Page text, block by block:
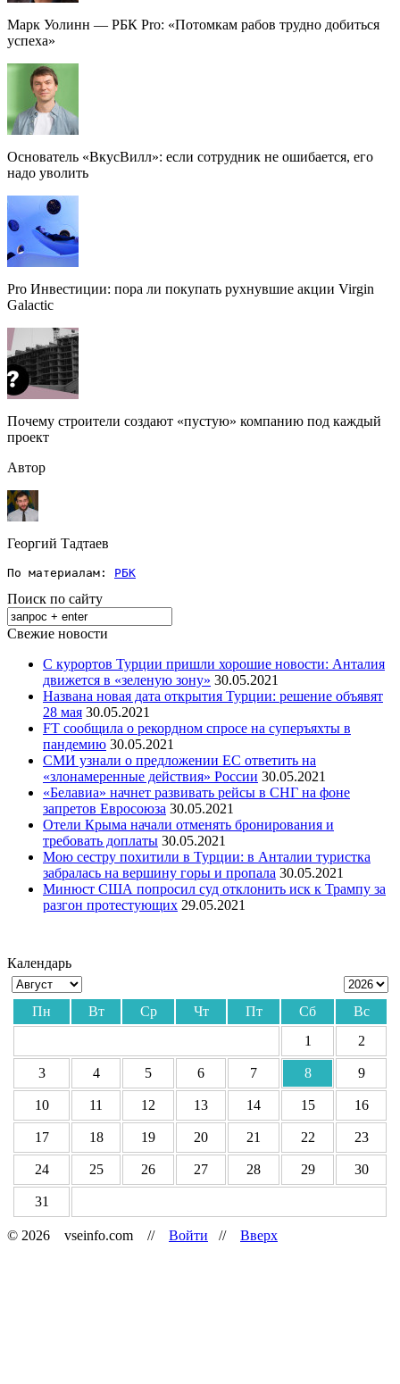
Марк Уолинн — РБК Pro: «Потомкам рабов трудно добиться
успеха»
Основатель «ВкусВилл»: если сотрудник не ошибается, его
надо уволить
Pro Инвестиции: пора ли покупать рухнувшие акции Virgin
Galactic
Почему строители создают «пустую» компанию под каждый
проект
Автор
Георгий Тадтаев
По материалам: РБК
Поиск по сайту
Свежие новости
С курортов Турции пришли хорошие новости: Анталия
движется в «зеленую зону» 30.05.2021
Названа новая дата открытия Турции: решение объявят
28 мая 30.05.2021
FT сообщила о рекордном спросе на суперъяхты в
пандемию 30.05.2021
СМИ узнали о предложении ЕС ответить на
«злонамеренные действия» России 30.05.2021
«Белавиа» начнет развивать рейсы в СНГ на фоне
запретов Евросоюза 30.05.2021
Отели Крыма начали отменять бронирования и
требовать доплаты 30.05.2021
Мою сестру похитили в Турции: в Анталии туристка
забралась на вершину горы и пропала 30.05.2021
Минюст США попросил суд отклонить иск к Трампу за
разгон протестующих 29.05.2021
Календарь
Пн Вт Ср Чт Пт Сб
Вс
1
2
3 4 5 6 7 8 9
10 11 12 13 14 15 16
17 18 19 20 21 22 23
24 25 26 27 28 29 30
31
© 2026 vseinfo.com // Войти // Вверх